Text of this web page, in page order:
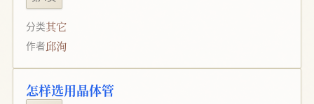
分类其它
作者邱洵
怎样选用晶体管